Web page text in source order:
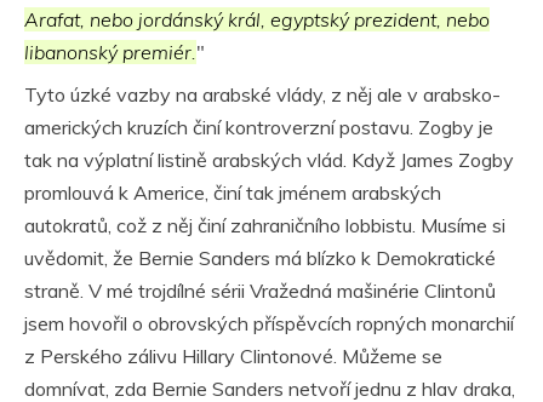
Arafat, nebo jordánský král, egyptský prezident, nebo
libanonský premiér. "
Tyto úzké vazby na arabské vlády, z něj ale v arabsko-
amerických kruzích činí kontroverzní postavu. Zogby je
tak na výplatní listině arabských vlád. Když James Zogby
promlouvá k Americe, činí tak jménem arabských
autokratů, což z něj činí zahraničního lobbistu. Musíme si
uvědomit, že Bernie Sanders má blízko k Demokratické
straně. V mé trojdílné sérii Vražedná mašinérie Clintonů
jsem hovořil o obrovských příspěvcích ropných monarchií
z Perského zálivu Hillary Clintonové. Můžeme se
domnívat, zda Bernie Sanders netvoří jednu z hlav draka,